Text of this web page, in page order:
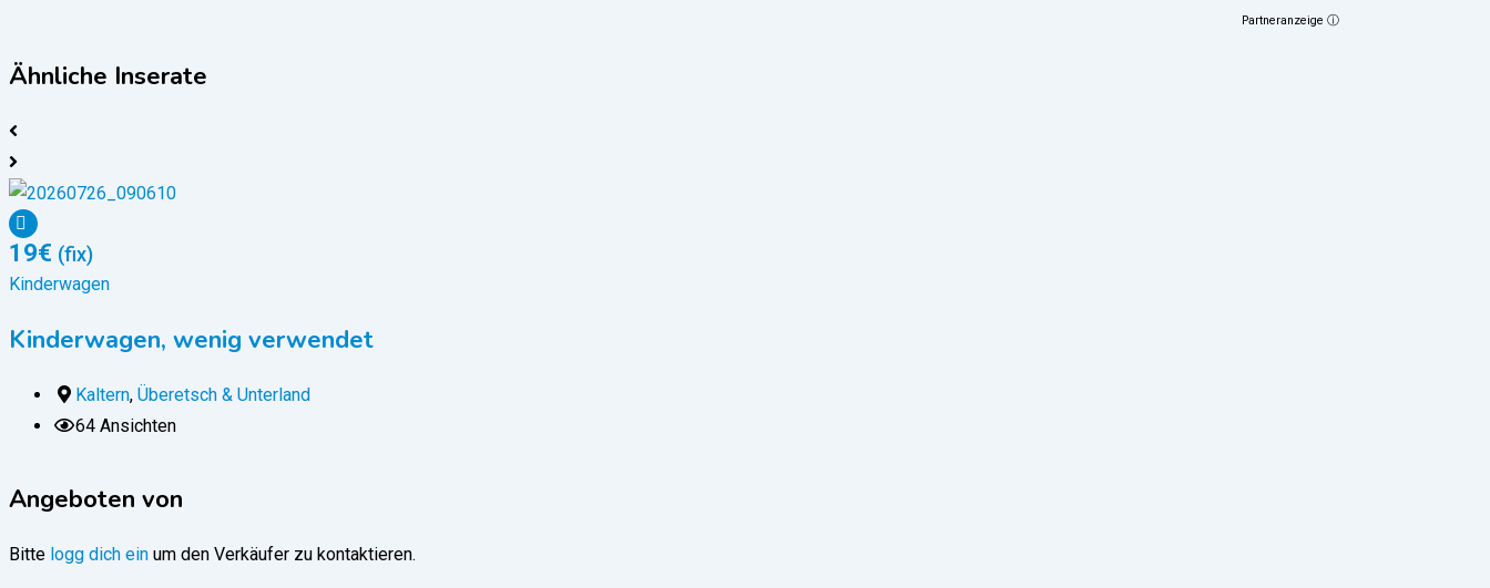
Partneranzeige ⓘ
Ähnliche Inserate
19€ (fix)
Kinderwagen
Kinderwagen, wenig verwendet
Kaltern, Überetsch & Unterland
64 Ansichten
Angeboten von
Bitte logg dich ein um den Verkäufer zu kontaktieren.